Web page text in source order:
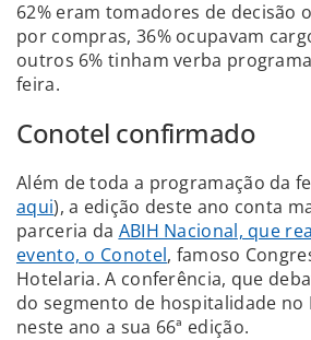
62% eram tomadores de decisão
por compras, 36% ocupavam
outros 6% tinham verba
feira.
Conotel confirmado
Além de toda a programação da
aqui), a edição deste ano conta
parceria da ABIH Nacional, que
evento, o Conotel, famoso
Hotelaria. A conferência, que
do segmento de hospitalidade no
neste ano a sua 66ª edição.